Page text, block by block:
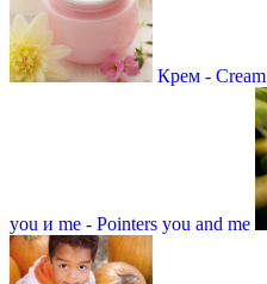
Крем - Cream
you и me - Pointers you and me